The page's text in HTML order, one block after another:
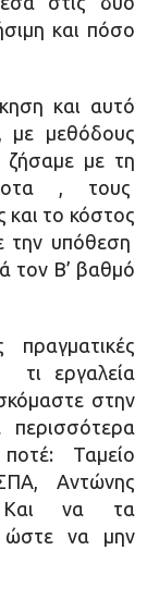
και πόσο
και αυτό
με μεθόδους
ζήσαμε με τη
, τους
το κόστος
την υπόθεση
τον Β’ βαθμό
τι εργαλεία
στην
περισσότερα
Ταμείο
Αντώνης
Και να τα
ώστε να μην